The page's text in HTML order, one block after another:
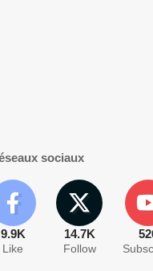
sociaux
9.9K
Like
14.7K
Follow